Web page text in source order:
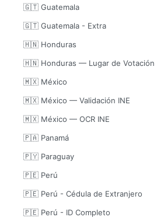
🇬🇹 Guatemala
🇬🇹 Guatemala - Extra
🇭🇳 Honduras
🇭🇳 Honduras — Lugar de Votación
🇲🇽 México
🇲🇽 México — Validación INE
🇲🇽 México — OCR INE
🇵🇦 Panamá
🇵🇾 Paraguay
🇵🇪 Perú
🇵🇪 Perú - Cédula de Extranjero
🇵🇪 Perú - ID Completo